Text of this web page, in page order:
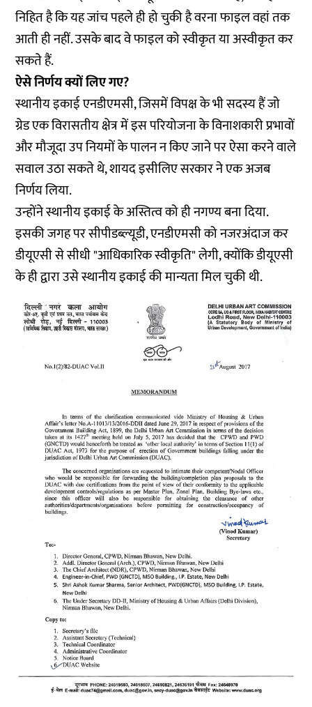
निहित है कि यह जांच पहले ही हो चुकी है वरना फाइल वहां तक
आती ही नहीं. उसके बाद वे फाइल को स्वीकृत या अस्वीकृत कर
सकते हैं.
ऐसे निर्णय क्यों लिए गए?
स्थानीय इकाई एनडीएमसी, जिसमें विपक्ष के भी सदस्य हैं जो
ग्रेड एक विरासतीय क्षेत्र में इस परियोजना के विनाशकारी प्रभावों
और मौजूदा उप नियमों के पालन न किए जाने पर ऐसा करने वाले
सवाल उठा सकते थे, शायद इसीलिए सरकार ने एक अजब
निर्णय लिया.
उन्होंने स्थानीय इकाई के अस्तित्व को ही नगण्य बना दिया.
इसकी जगह पर सीपीडब्ल्यूडी, एनडीएमसी को नजरअंदाज कर
डीयूएसी से सीधी "आधिकारिक स्वीकृति" लेगी, क्योंकि डीयूएसी
के ही द्वारा उसे स्थानीय इकाई की मान्यता मिल चुकी थी.